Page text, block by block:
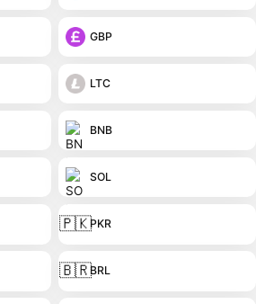
GBP
LTC
BNB
SOL
🇵🇰PKR
🇧🇷BRL